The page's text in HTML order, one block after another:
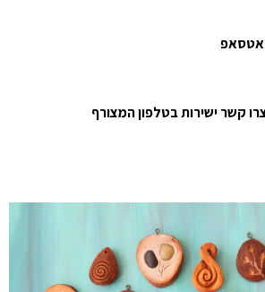
קשר ישירות בטלפון המצורף